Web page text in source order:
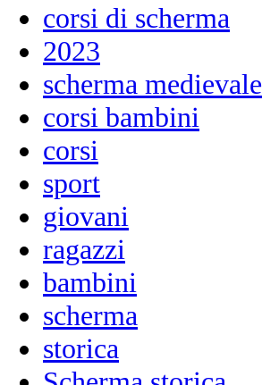
corsi di scherma
2023
scherma medievale
corsi bambini
corsi
sport
giovani
ragazzi
bambini
scherma
storica